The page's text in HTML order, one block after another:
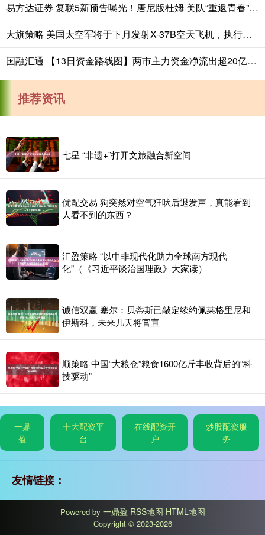
易方达证券 复联5新预告曝光！唐尼版杜姆 美队“重返青春”唤神锤
大旗策略 美国太空军将于下月发射X-37B空天飞机，执行第八次飞行任务_实验_航天器_技术
国融汇通 【13日资金路线图】两市主力资金净流出超20亿元 通信等行业实现净流入
推荐资讯
七星 “非遗+”打开文旅融合新空间
优配交易 狗突然对空气狂吠后退发声，真能看到
人看不到的东西？
汇盈策略 “以中非现代化助力全球南方现代
化”（《习近平谈治国理政》大家读）
诚信双赢 塞尔：贝蒂斯已敲定续约佩莱格里尼和
伊斯科，未来几天将官宣
顺策略 中国“大粮仓”粮食1600亿斤丰收背后的“科
技驱动”
一鼎
盈
十大配资平
台
在线配资开
户
炒股配资服
务
友情链接：
Powered by 一鼎盈 RSS地图 HTML地图
Copyright © 2023-2026